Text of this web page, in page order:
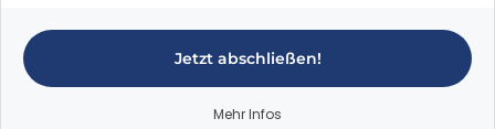
Jetzt abschließen!
Mehr Infos